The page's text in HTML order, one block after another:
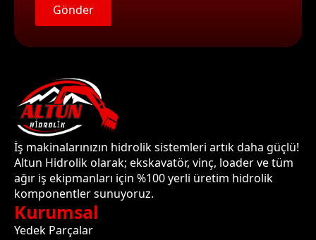
Gönder
İş makinalarınızın hidrolik sistemleri artık daha güçlü!
Altun Hidrolik olarak; ekskavatör, vinç, loader ve tüm
ağır iş ekipmanları için %100 yerli üretim hidrolik
komponentler sunuyoruz.
Kurumsal
Yedek Parçalar